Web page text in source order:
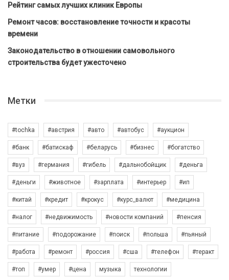
Рейтинг самых лучших клиник Европы
Ремонт часов: восстановление точности и красоты
времени
Законодательство в отношении самовольного
строительства будет ужесточено
Метки
#tochka #австрия #авто #автобус #аукцион
#банк #батискаф #беларусь #бизнес #богатство
#вуз #германия #гибель #дальнобойщик #деньга
#деньги #животное #зарплата #интерьер #ип
#китай #кредит #крокус #курс_валют #медицина
#налог #недвижимость #новости компаний #пенсия
#питание #подорожание #поиск #польша #пьяный
#работа #ремонт #россия #сша #телефон #теракт
#топ #умер #цена музыка технологии